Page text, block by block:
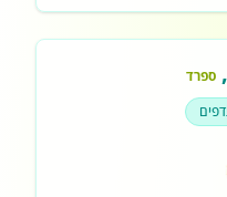
, ספרד